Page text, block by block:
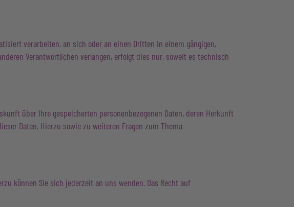
verarbeiten, an sich oder an einen Dritten in einem gängigen,
Verantwortlichen verlangen, erfolgt dies nur, soweit es technisch
über Ihre gespeicherten personenbezogenen Daten, deren Herkunft
Daten. Hierzu sowie zu weiteren Fragen zum Thema
können Sie sich jederzeit an uns wenden. Das Recht auf